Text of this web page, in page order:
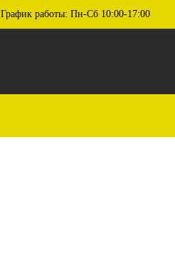
График работы: Пн-Сб 10:00-17:00